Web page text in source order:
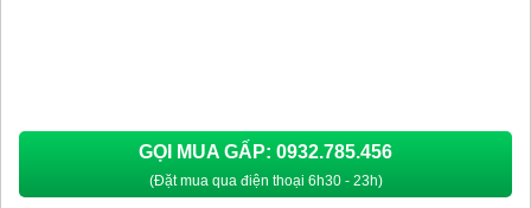
GỌI MUA GẤP: 0932.785.456
(Đặt mua qua điện thoại 6h30 - 23h)